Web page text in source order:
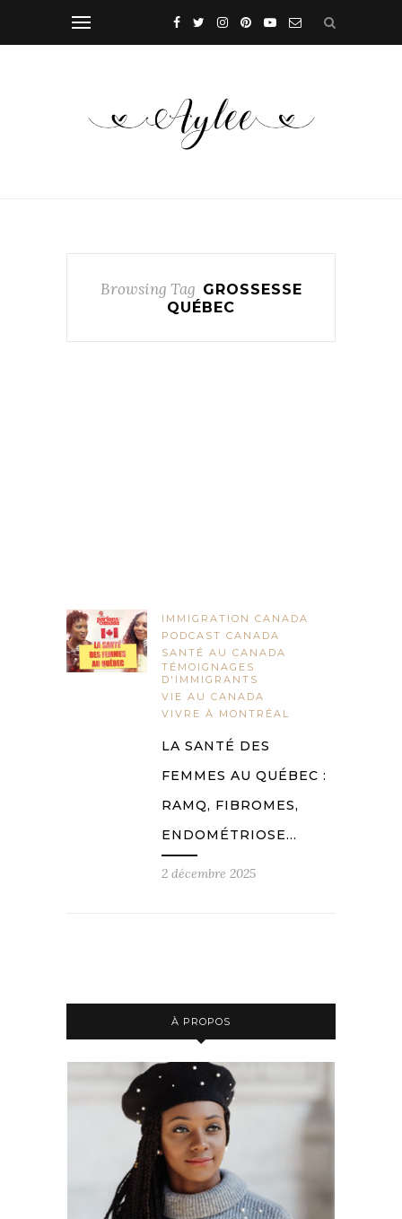
Browsing Tag GROSSESSE
QUÉBEC
IMMIGRATION CANADA
PODCAST CANADA
SANTÉ AU CANADA
TÉMOIGNAGES
D'IMMIGRANTS
VIE AU CANADA
VIVRE À MONTRÉAL
LA SANTÉ DES
FEMMES AU QUÉBEC :
RAMQ, FIBROMES,
ENDOMÉTRIOSE…
2 décembre 2025
À PROPOS